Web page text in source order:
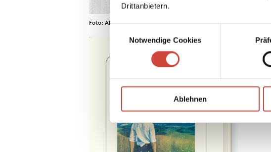
Drittanbietern.
Notwendige Cookies
Ablehnen
Foto: Alexander Conrads / © Diogenes Verlag